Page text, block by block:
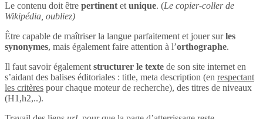
Le contenu doit être pertinent et unique. (Le copier-coller de
Wikipédia, oubliez)
Être capable de maîtriser la langue parfaitement et jouer surles
synonymes, mais également faire attention à l’orthographe.
Il faut savoir également structurer le texte de son site internet en
s’aidant des balises éditoriales : title, meta description (en respectant
les critères pour chaque moteur de recherche), des titres de niveaux
(H1,h2,..).